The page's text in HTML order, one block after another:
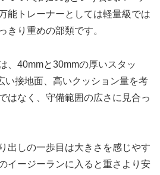
能トレーナーとしては軽量級では
きり重めの部類です。
、40mmと30mmの厚いスタッ
い接地面、高いクッション量を考
はなく、守備範囲の広さに見合っ
出しの一歩目は大きさを感じやす
イージーランに入ると重さより安